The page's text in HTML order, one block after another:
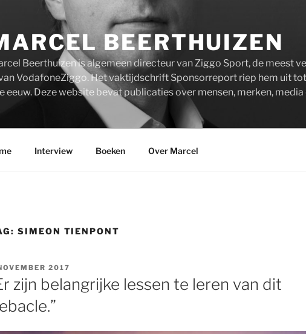
BEERTHUIZEN
Beerthuizen is algemeen directeur van Ziggo Sport, de meest
VodafoneZiggo. Het vaktijdschrift Sponsorreport riep hem uit
eeuw. Deze website bevat publicaties over mensen, merken,
Interview Boeken Over Marcel
SIMEON TIENPONT
2017
zijn belangrijke lessen te leren van dit